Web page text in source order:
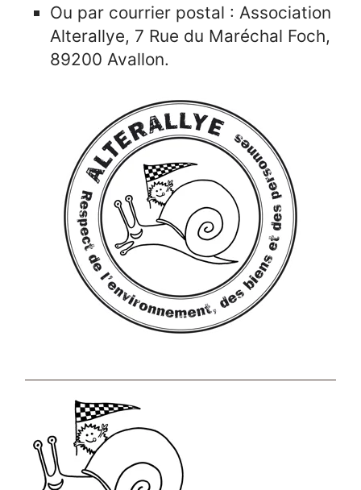
Ou par courrier postal : Association
Alterallye, 7 Rue du Maréchal Foch,
89200 Avallon.